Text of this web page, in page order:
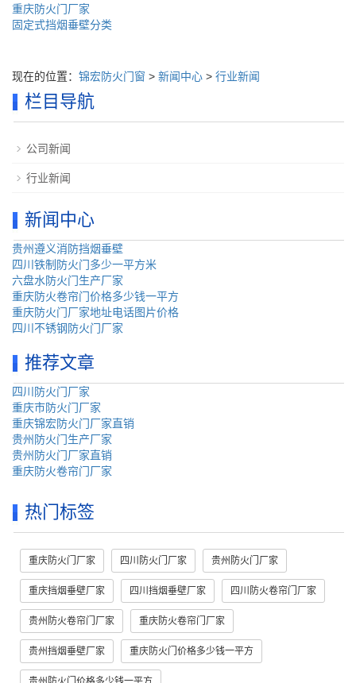
重庆防火门厂家
固定式挡烟垂壁分类
现在的位置： 锦宏防火门窗 > 新闻中心 > 行业新闻
栏目导航
公司新闻
行业新闻
新闻中心
贵州遵义消防挡烟垂壁
四川铁制防火门多少一平方米
六盘水防火门生产厂家
重庆防火卷帘门价格多少钱一平方
重庆防火门厂家地址电话图片价格
四川不锈钢防火门厂家
推荐文章
四川防火门厂家
重庆市防火门厂家
重庆锦宏防火门厂家直销
贵州防火门生产厂家
贵州防火门厂家直销
重庆防火卷帘门厂家
热门标签
重庆防火门厂家 四川防火门厂家 贵州防火门厂家
重庆挡烟垂壁厂家 四川挡烟垂壁厂家 四川防火卷帘门厂家
贵州防火卷帘门厂家 重庆防火卷帘门厂家
贵州挡烟垂壁厂家 重庆防火门价格多少钱一平方